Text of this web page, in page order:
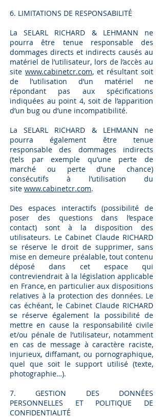
6. LIMITATIONS DE RESPONSABILITÉ
La SELARL RICHARD &LEHMANN ne
pourra être tenue responsable des
dommages directs et indirects causés au
matériel de l’utilisateur, lors de l’accès au
site www.cabinetcr.com, et résultant soit
de l’utilisation d’un matériel ne
répondant pas aux spécifications
indiquées au point 4, soit de l’apparition
d’un bug ou d’une incompatibilité.
La SELARL RICHARD &LEHMANN ne
pourra également être tenue
responsable des dommages indirects
(tels par exemple qu’une perte de
marché ou perte d’une chance)
consécutifs à l’utilisation du
site www.cabinetcr.com.
Des espaces interactifs (possibilité de
poser des questions dans l’espace
contact) sont à la disposition des
utilisateurs. Le Cabinet Claude RICHARD
se réserve le droit de supprimer, sans
mise en demeure préalable, tout contenu
déposé dans cet espace qui
contreviendrait à la législation applicable
en France, en particulier aux dispositions
relatives à la protection des données. Le
cas échéant, le Cabinet Claude RICHARD
se réserve également la possibilité de
mettre en cause la responsabilité civile
et/ou pénale de l’utilisateur, notamment
en cas de message à caractère raciste,
injurieux, diffamant, ou pornographique,
quel que soit le support utilisé (texte,
photographie…).
7. GESTION DES DONNÉES
PERSONNELLES ET POLITIQUE DE
CONFIDENTIALITÉ